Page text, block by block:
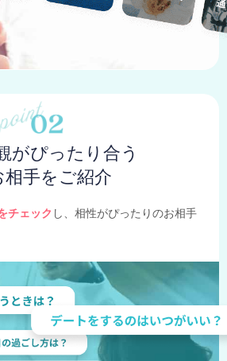
がぴったり合う
相手をご紹介
チェック し、相性がぴったりのお相手